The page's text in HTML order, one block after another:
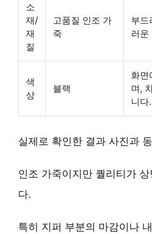
소
재/
재
질
고품질 인조 가
죽
부드
러운
색
상
블랙
화면
며,
니다.
실제로 확인한 결과 사진과
인조 가죽이지만 퀄리티가
다.
특히 지퍼 부분의 마감이나